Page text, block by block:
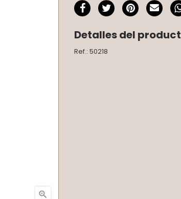

Detalles del
Ref.: 50218